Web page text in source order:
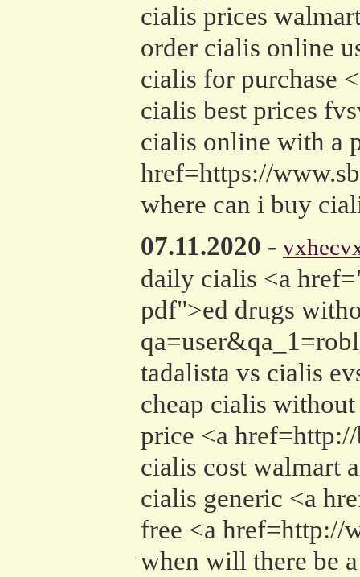
cialis prices
order cialis online
cialis for purchase
cialis best prices
cialis online with a
href=https://
where can i buy
07.11.2020 -
daily cialis <a
pdf">ed drugs
tadalista vs cialis
cheap cialis
price <a
cialis cost walmart
cialis generic <a
free <a href=http://
when will there be